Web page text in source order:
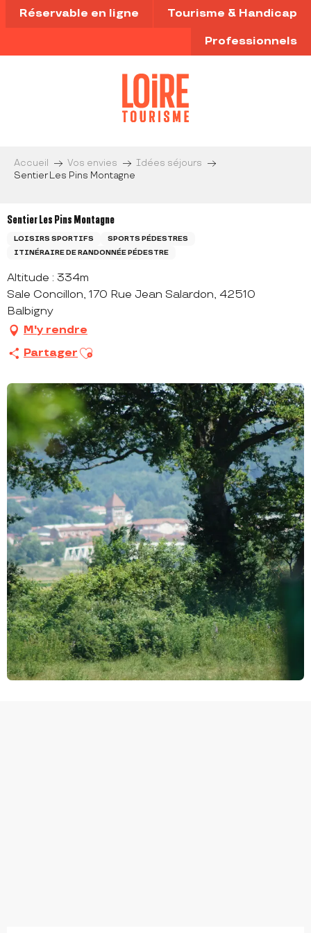
Aller
au
principal
Réservable en ligne Tourisme & Handicap
Professionnels
Accueil Vos envies
Idées séjours
Sentier Les Pins Montagne
Sentier Les Pins Montagne
LOISIRS SPORTIFS
SPORTS PÉDESTRES
ITINÉRAIRE DE RANDONNÉE PÉDESTRE
Altitude : 334m
Sale Concillon, 170 Rue Jean Salardon, 42510
Balbigny
M'y rendre
Partager Ajouter aux favoris